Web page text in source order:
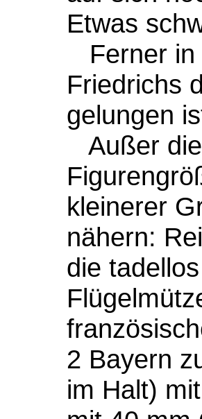
Etwas
Ferner in
Friedrichs
gelungen
Außer
kleinerer
nähern:
die
2 Bayern
im Halt)